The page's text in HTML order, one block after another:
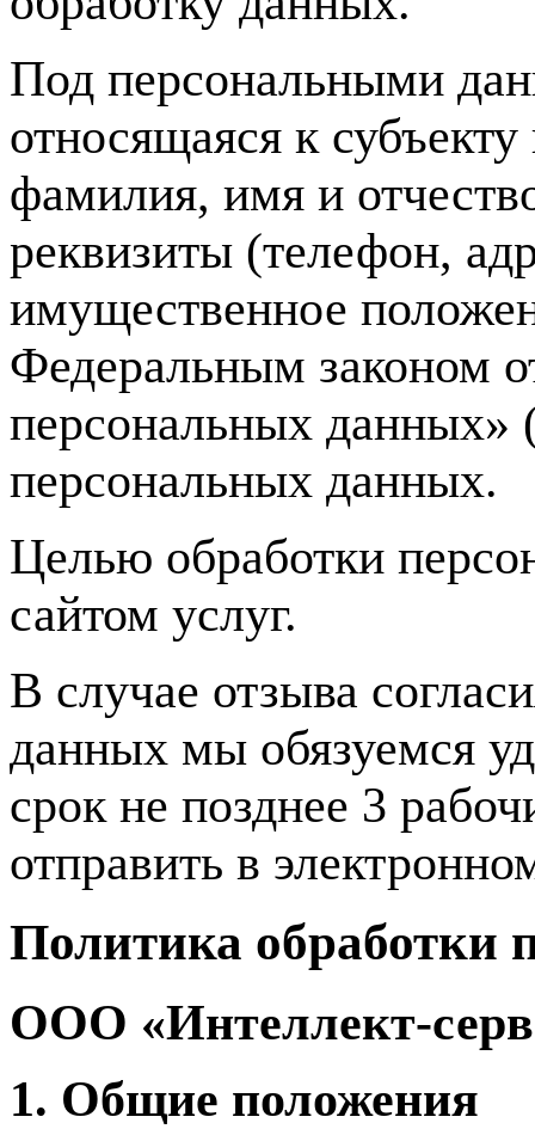
Под персональными
относящаяся к
фамилия, имя и
реквизиты (телефон,
имущественное
Федеральным законом
персональных данных»
персональных данных.
Целью обработки
сайтом услуг.
В случае отзыва
данных мы обязуемся
срок не позднее 3
отправить в
Политика обработки
ООО «Интеллект-
1. Общие положения